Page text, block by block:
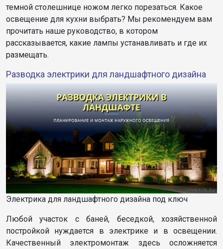
темной столешнице ножом легко порезаться. Какое
освещение для кухни выбрать? Мы рекомендуем вам
прочитать наше руководство, в котором
рассказывается, какие лампы устанавливать и где их
размещать.
Разводка электрики для ландшафтного дизайна
Электрика для ландшафтного дизайна под ключ
Любой участок с баней, беседкой, хозяйственной
постройкой нуждается в электрике и в освещении.
Качественный электромонтаж здесь осложняется